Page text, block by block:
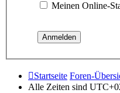
Meinen Online-
Startseite Foren-
Alle Zeiten sind